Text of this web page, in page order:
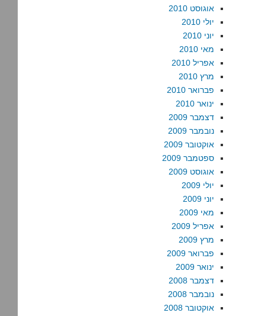
אוגוסט 2010
יולי 2010
יוני 2010
מאי 2010
אפריל 2010
מרץ 2010
פברואר 2010
ינואר 2010
דצמבר 2009
נובמבר 2009
אוקטובר 2009
ספטמבר 2009
אוגוסט 2009
יולי 2009
יוני 2009
מאי 2009
אפריל 2009
מרץ 2009
פברואר 2009
ינואר 2009
דצמבר 2008
נובמבר 2008
אוקטובר 2008